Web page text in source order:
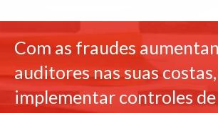
Com as fraudes
auditores nas suas
implementar controles de